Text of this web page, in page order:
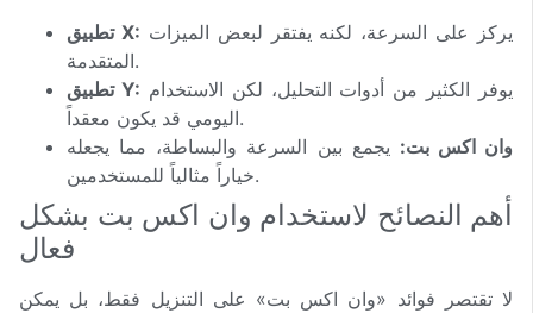
تطبيق X:
المتقدمة.
تطبيق Y:
اليومي قد يكون معقداً.
وان اكس بت: يجمع بين السرعة والبساطة، مما يجعله
خياراً مثالياً للمستخدمين.
أهم النصائح لاستخدام وان اكس بت بشكل
فعال
لا تقتصر فوائد «وان اكس بت» على التنزيل فقط، بل يمكن